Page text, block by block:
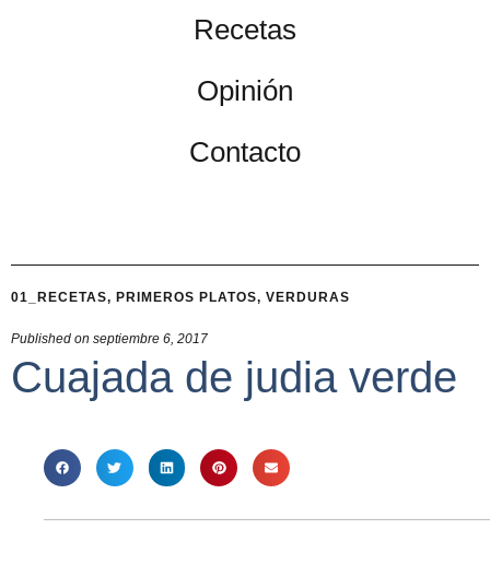
Recetas
Opinión
Contacto
01_RECETAS, PRIMEROS PLATOS, VERDURAS
Published on septiembre 6, 2017
Cuajada de judia verde